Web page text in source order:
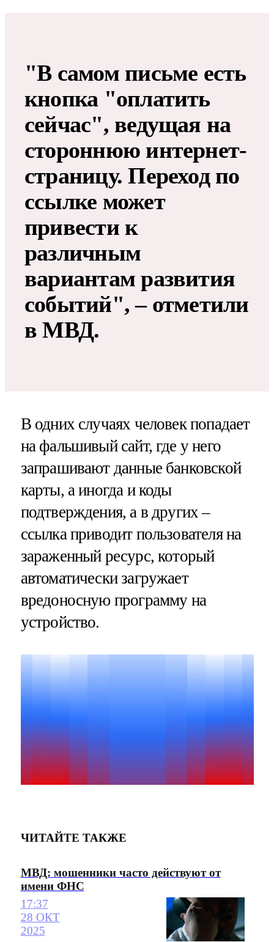
"В самом письме есть
кнопка "оплатить
сейчас", ведущая на
стороннюю интернет-
страницу. Переход по
ссылке может
привести к
различным
вариантам развития
событий", – отметили
в МВД.
В одних случаях человек попадает
на фальшивый сайт, где у него
запрашивают данные банковской
карты, а иногда и коды
подтверждения, а в других –
ссылка приводит пользователя на
зараженный ресурс, который
автоматически загружает
вредоносную программу на
устройство.
ЧИТАЙТЕ ТАКЖЕ
МВД: мошенники часто действуют от
имени ФНС
17:37
28 ОКТ
2025